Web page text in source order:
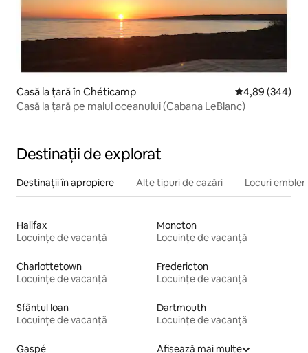
Casă la țară în Chéticamp Scor mediu de
4,89 (344)
Casă la țară pe malul oceanului (Cabana LeBlanc)
Destinații de explorat
Destinații în apropiere Alte tipuri de cazări Locuri
Halifax
Locuințe de vacanță
Moncton
Locuințe de vacanță
Charlottetown
Locuințe de vacanță
Fredericton
Locuințe de vacanță
Sfântul Ioan
Locuințe de vacanță
Dartmouth
Locuințe de vacanță
Gaspé
Afișează mai multe